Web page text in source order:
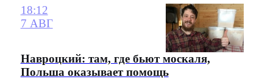
18:12
7 АВГ
Навроцкий: там, где бьют москаля,
Польша оказывает помощь